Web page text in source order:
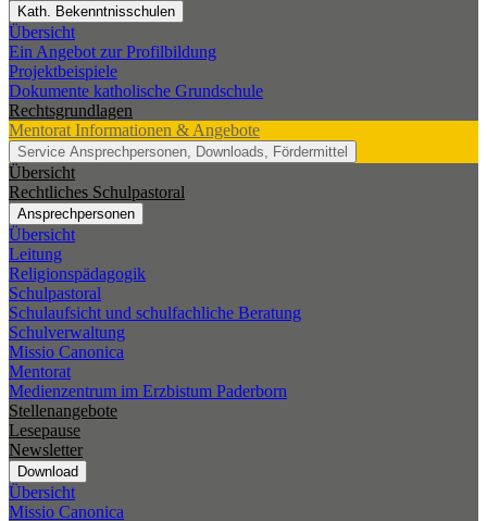
Kath. Bekenntnisschulen
Übersicht
Ein Angebot zur Profilbildung
Projektbeispiele
Dokumente katholische Grundschule
Rechtsgrundlagen
Mentorat Informationen & Angebote
Service Ansprechpersonen, Downloads, Fördermittel
Übersicht
Rechtliches Schulpastoral
Ansprechpersonen
Übersicht
Leitung
Religionspädagogik
Schulpastoral
Schulaufsicht und schulfachliche Beratung
Schulverwaltung
Missio Canonica
Mentorat
Medienzentrum im Erzbistum Paderborn
Stellenangebote
Lesepause
Newsletter
Download
Übersicht
Missio Canonica